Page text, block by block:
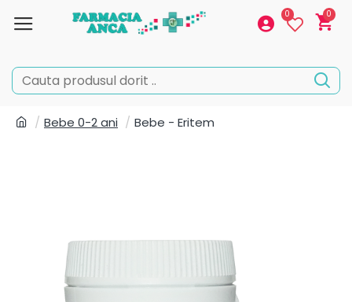
0 0
Bebe 0-2 ani Bebe - Eritem